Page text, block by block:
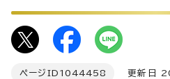
ページID 1044458 更新日